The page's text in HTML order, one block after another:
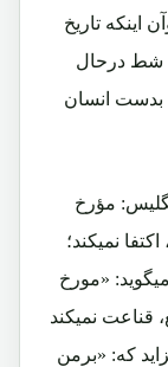
اینکه تاریخ
شط درحال
بدست انسان
مؤرخ
نمیکند؛
«مورخ
قناعت نمیکند
که: «برمن